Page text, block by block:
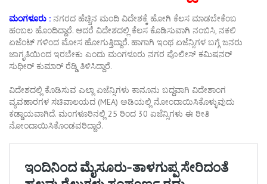
ಮಂಗಳೂರು : ನಗರದ ಹೆಚ್ಚಿನ ಮಂದಿ ವಿದೇಶಕ್ಕೆ ಹೋಗಿ ಕೆಲಸ ಮಾಡಬೇಕೆಂಬ
ಹಂಬಲ ಹೊಂದಿದ್ದಾರೆ. ಆದರೆ ವಿದೇಶದಲ್ಲಿ ಕೆಲಸ ಕೊಡಿಸುವಾಗಿ ನಂಬಿಸಿ, ನಕಲಿ
ಏಜೆಂಟ್ ಗಳಿಂದ ಮೋಸ ಹೋಗುತ್ತಿದ್ದಾರೆ. ಹಾಗಾಗಿ ಇಂಥ ಏಜೆನ್ಸಿಗಳ ಬಗ್ಗೆ ಜನರು
ಜಾಗೃತಿಯಿಂದ ಇರಬೇಕು ಎಂದು ಮಂಗಳೂರು ನಗರ ಪೊಲೀಸ್ ಕಮಿಷನರ್
ಸುಧೀರ್ ಕುಮಾರ್ ರೆಡ್ಡಿ ತಿಳಿಸಿದ್ದಾರೆ.
ವಿದೇಶದಲ್ಲಿ ಕೊಡಿಸುವ ಎಲ್ಲಾ ಏಜೆನ್ಸಿಗಳು ಕಾನೂನು ಬದ್ದವಾಗಿ ವಿದೇಶಾಂಗ
ವ್ಯವಹಾರಗಳ ಸಚಿವಾಲಯದ (MEA) ಅಡಿಯಲ್ಲಿ ನೋಂದಾಯಿಸಿಕೊಳ್ಳುವುದು
ಕಡ್ಡಾಯವಾಗಿದೆ. ಮಂಗಳೂರಿನಲ್ಲಿ 25 ರಿಂದ 30 ಏಜೆನ್ಸಿಗಳು ಈ ರೀತಿ
ನೋಂದಾಯಿಸಿಕೊಂಡವರಿದ್ದಾರೆ.